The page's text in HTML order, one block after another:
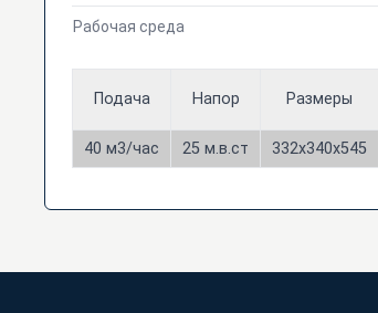
Рабочая среда
Подача Напор Размеры
40 м3/час
25 м.в.ст 332х340х545